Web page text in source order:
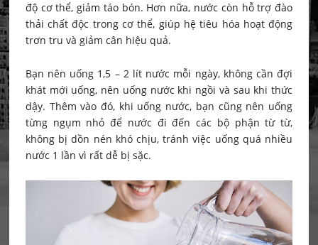
độ cơ thể, giảm táo bón. Hơn nữa, nước còn hỗ trợ đào
thải chất độc trong cơ thể, giúp hệ tiêu hóa hoạt động
trơn tru và giảm cân hiệu quả.
Bạn nên uống 1,5 – 2 lít nước mỗi ngày, không cần đợi
khát mới uống, nên uống nước khi ngồi và sau khi thức
dậy. Thêm vào đó, khi uống nước, bạn cũng nên uống
từng ngụm nhỏ để nước đi đến các bộ phận từ từ,
không bị dồn nén khó chịu, tránh việc uống quá nhiều
nước 1 lần vì rất dễ bị sặc.